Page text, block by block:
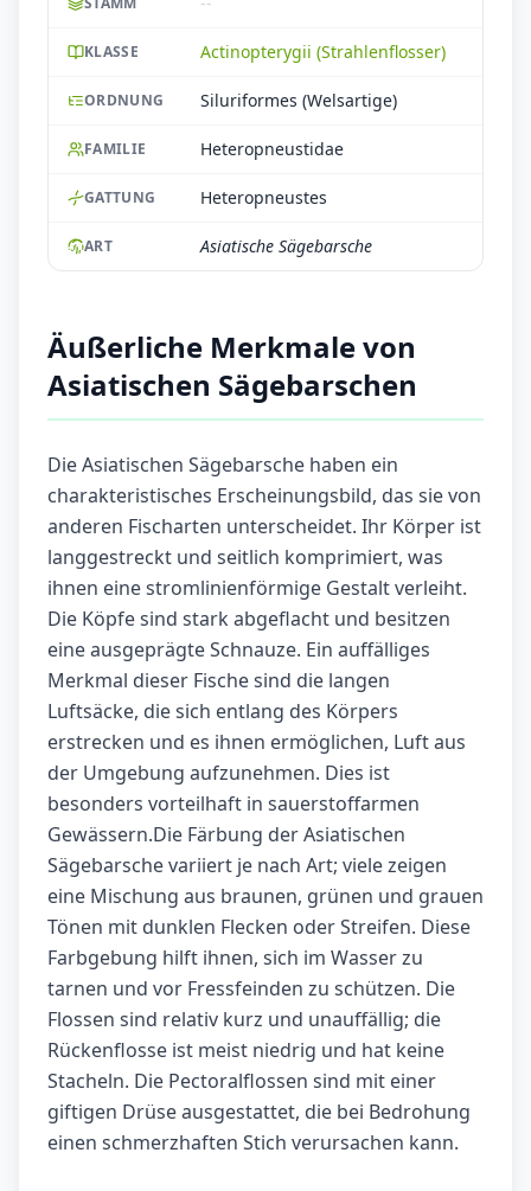
KLASSE Actinopterygii (Strahlenflosser)
ORDNUNG Siluriformes (Welsartige)
FAMILIE Heteropneustidae
GATTUNG Heteropneustes
ART Asiatische Sägebarsche
Äußerliche Merkmale von
Asiatischen Sägebarschen
Die Asiatischen Sägebarsche haben ein
charakteristisches Erscheinungsbild, das sie von
anderen Fischarten unterscheidet. Ihr Körper ist
langgestreckt und seitlich komprimiert, was
ihnen eine stromlinienförmige Gestalt verleiht.
Die Köpfe sind stark abgeflacht und besitzen
eine ausgeprägte Schnauze. Ein auffälliges
Merkmal dieser Fische sind die langen
Luftsäcke, die sich entlang des Körpers
erstrecken und es ihnen ermöglichen, Luft aus
der Umgebung aufzunehmen. Dies ist
besonders vorteilhaft in sauerstoffarmen
Gewässern.Die Färbung der Asiatischen
Sägebarsche variiert je nach Art; viele zeigen
eine Mischung aus braunen, grünen und grauen
Tönen mit dunklen Flecken oder Streifen. Diese
Farbgebung hilft ihnen, sich im Wasser zu
tarnen und vor Fressfeinden zu schützen. Die
Flossen sind relativ kurz und unauffällig; die
Rückenflosse ist meist niedrig und hat keine
Stacheln. Die Pectoralflossen sind mit einer
giftigen Drüse ausgestattet, die bei Bedrohung
einen schmerzhaften Stich verursachen kann.